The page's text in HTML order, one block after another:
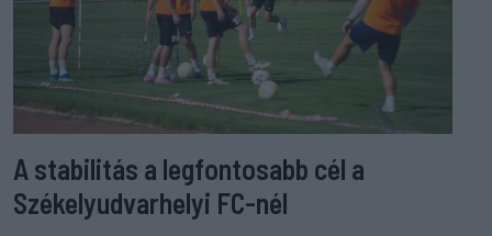
A stabilitás a legfontosabb cél a
Székelyudvarhelyi FC-nél